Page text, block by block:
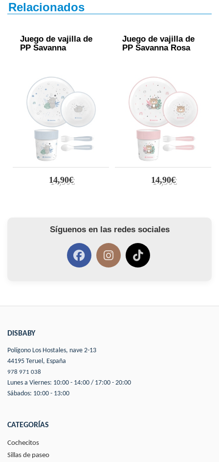
Relacionados
Juego de vajilla de
PP Savanna
14,90€
Juego de vajilla de
PP Savanna Rosa
14,90€
Síguenos en las redes sociales
DISBABY
Polígono Los Hostales, nave 2-13
44195 Teruel, España
978 971 038
Lunes a Viernes: 10:00 - 14:00 / 17:00 - 20:00
Sábados: 10:00 - 13:00
CATEGORÍAS
Cochecitos
Sillas de paseo